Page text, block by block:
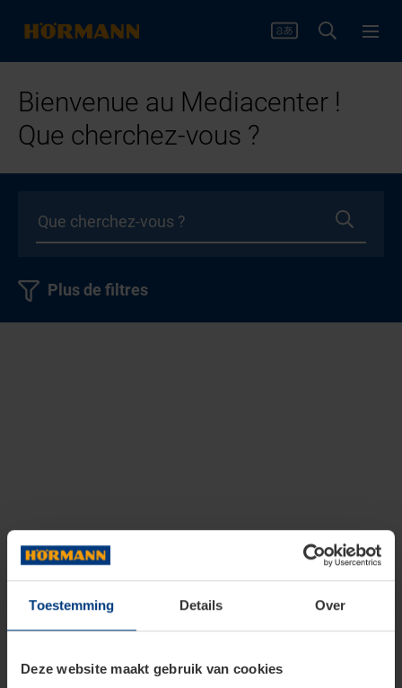
Toestemming Details Over
Deze website maakt gebruik van cookies
Bienvenue au Mediacenter !
Que cherchez-vous ?
Plus de filtres